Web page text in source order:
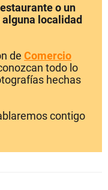
o un
localidad
de Comercio
todo lo
hechas
contigo